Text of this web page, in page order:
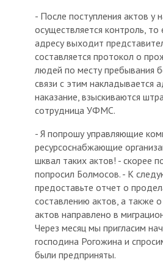
- После поступления актов у
осуществляется контроль,
адресу выходит
составляется протокол о
людей по месту пребывания
связи с этим накладывается
наказание, взыскиваются
сотрудница УФМС.
- Я попрошу управляющие
ресурсоснабжающие
шквал таких актов! - скорее
попросил Болмосов. - К
предоставьте отчет о
составлению актов, а также
актов направлено в
Через месяц мы пригласим
господина Рогожина и
были предприняты.